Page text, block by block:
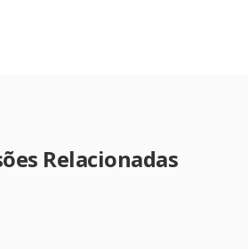
Relacionadas